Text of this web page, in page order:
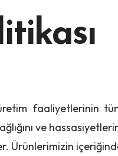
faaliyetlerinin
ve
Ürünlerimizin